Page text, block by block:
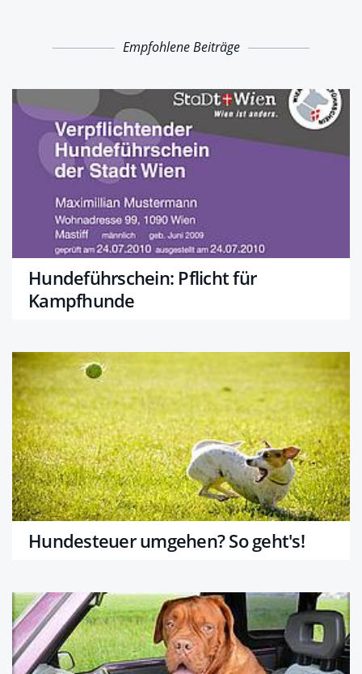
Empfohlene Beiträge
Hundeführschein: Pflicht für
Kampfhunde
Hundesteuer umgehen? So geht's!